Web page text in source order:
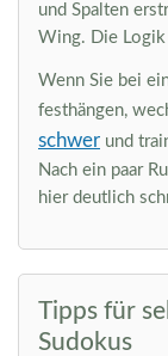
und Spalten
Wing. Die Logik
Wenn Sie bei
festhängen,
schwer und
Nach ein paar
hier deutlich
Tipps für
Sudokus